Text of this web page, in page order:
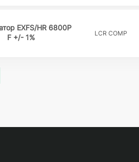
EXFS/HR 6800P
F +/- 1%
LCR COMP